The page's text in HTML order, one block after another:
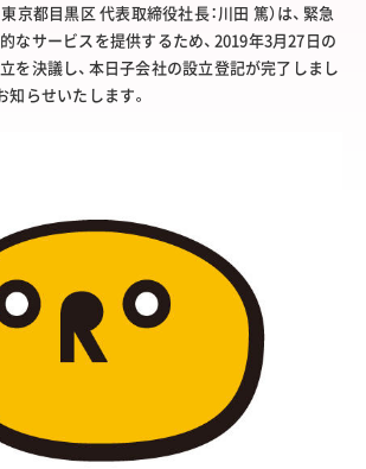
京都目黒区 代表取締役社長：川田 篤）は、緊急
なサービスを提供するため、 2019年3月27日の
を決議し、本日子会社の設立登記が完了しまし
知らせいたします。